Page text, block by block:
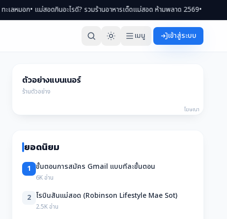
• แม่สอดกินอะไรดี? รวมร้านอาหารเด็ดแม่สอด ห้ามพลาด 2569• เที่ยวแม่สอด 2 วั
เมนู เข้าสู่ระบบ
ตัวอย่างแบนเนอร์
ร้านตัวอย่าง
โฆษณา
ยอดนิยม
1 ขั้นตอนการสมัคร Gmail แบบทีละขั้นตอน
6K อ่าน
2 โรบินสันแม่สอด (Robinson Lifestyle Mae Sot)
2.5K อ่าน